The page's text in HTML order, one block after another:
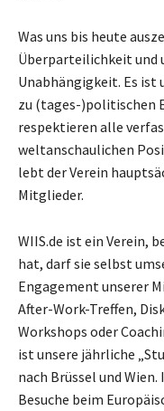
Was uns bis heute
Überparteilichkeit und
Unabhängigkeit. Es ist
zu (tages-)politischen
respektieren alle
weltanschaulichen
lebt der Verein
Mitglieder.
WIIS.de ist ein Verein,
hat, darf sie selbst
Engagement unserer
After-Work-Treffen,
Workshops oder
ist unsere jährliche
nach Brüssel und
Besuche beim